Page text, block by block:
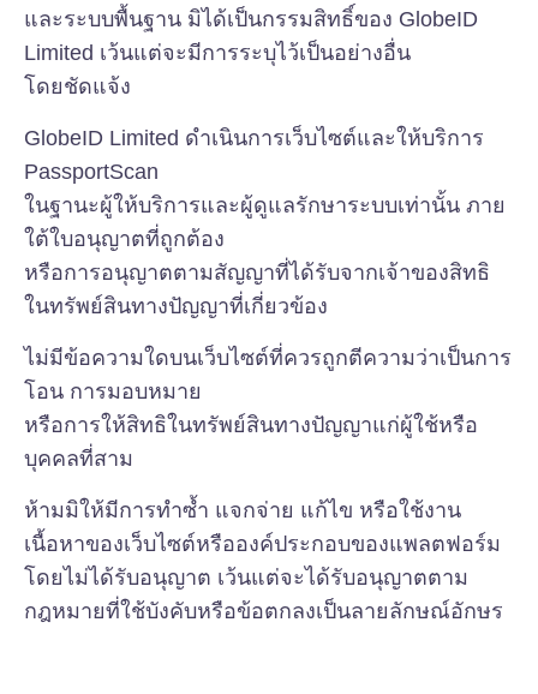
และระบบพื้นฐาน มิได้เป็นกรรมสิทธิ์ของ GlobeID
Limited เว้นแต่จะมีการระบุไว้เป็นอย่างอื่น
โดยชัดแจ้ง
GlobeID Limited ดำเนินการเว็บไซต์และให้บริการ
PassportScan
ในฐานะผู้ให้บริการและผู้ดูแลรักษาระบบเท่านั้น ภาย
ใต้ใบอนุญาตที่ถูกต้อง
หรือการอนุญาตตามสัญญาที่ได้รับจากเจ้าของสิทธิ
ในทรัพย์สินทางปัญญาที่เกี่ยวข้อง
ไม่มีข้อความใดบนเว็บไซต์ที่ควรถูกตีความว่าเป็นการ
โอน การมอบหมาย
หรือการให้สิทธิในทรัพย์สินทางปัญญาแก่ผู้ใช้หรือ
บุคคลที่สาม
ห้ามมิให้มีการทำซ้ำ แจกจ่าย แก้ไข หรือใช้งาน
เนื้อหาของเว็บไซต์หรือองค์ประกอบของแพลตฟอร์ม
โดยไม่ได้รับอนุญาต เว้นแต่จะได้รับอนุญาตตาม
กฎหมายที่ใช้บังคับหรือข้อตกลงเป็นลายลักษณ์อักษร